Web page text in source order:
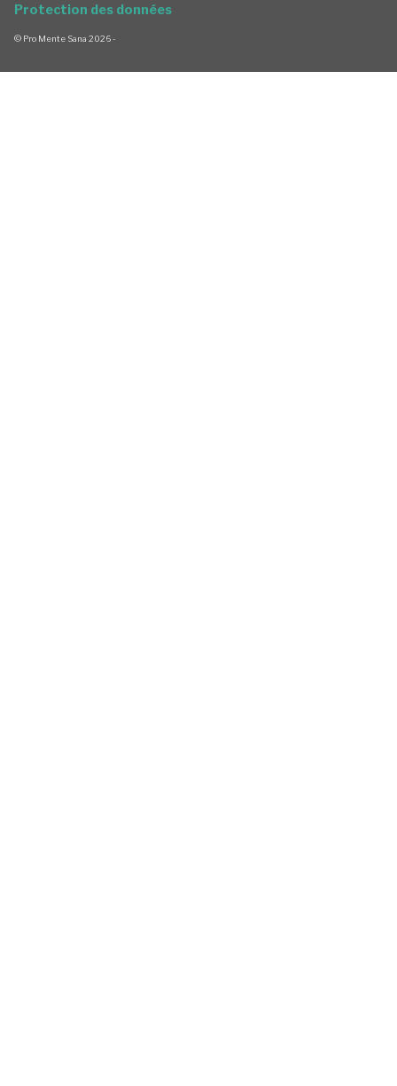
Protection des données
© Pro Mente Sana 2026-